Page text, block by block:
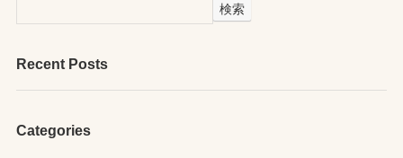
検索
Recent Posts
Categories